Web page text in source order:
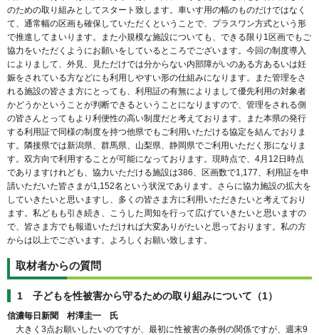
のための取り組みとしてスタート致します。車いす用の幅のものだけではなく
て、通常幅の区画も確保していただくということで、プラスワン方式という形
で推進してまいります。また小規模な施設についても、できる限り1区画でもご
協力をいただくようにお願いをしているところでございます。今回の制度導入
によりまして、外見、見ただけでは分からない内部障がいのある方あるいは妊
娠をされている方などにも利用しやすい形の仕組みになります。また管理をさ
れる施設の皆さま方にとっても、利用証の有無によりまして優先利用の対象者
かどうかということが判断できるということになりますので、管理をされる側
の皆さんとってもより利便性の高い制度だと考えております。また本県の発行
する利用証で同様の制度を持つ他県でもご利用いただける協定を結んでおりま
す。隣接県では新潟県、群馬県、山梨県、静岡県でご利用いただく形になりま
す。双方向で利用することが可能になっております。現時点で、4月12日時点
でありますけれども、協力いただける施設は386、区画数で1,177、利用証を申
請いただいた皆さまが1,152名という状況であります。さらに協力施設の拡大を
していきたいと思いますし、多くの皆さま方に利用いただきたいと考えており
ます。私どもも引き続き、こうした周知を行って広げていきたいと思いますの
で、皆さま方でも報道いただければ大変ありがたいと思っております。私の方
からは以上でございます。よろしくお願い致します。
取材者からの質問
1 子どもを性被害から守るための取り組みについて（1）
信濃毎日新聞 村澤圭一 氏
大きく3点お願いしたいのですが、最初に性被害の条例の関係ですが、週末9